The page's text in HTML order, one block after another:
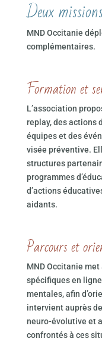
Deux
MND Occitanie
complémentaires.
Formation et
L’association
replay, des actions
équipes et des
visée préventive.
structures
programmes
d’actions
aidants.
Parcours et
MND Occitanie
spécifiques en
mentales, afin
intervient auprès
neuro-évolutive et
confrontés à ces